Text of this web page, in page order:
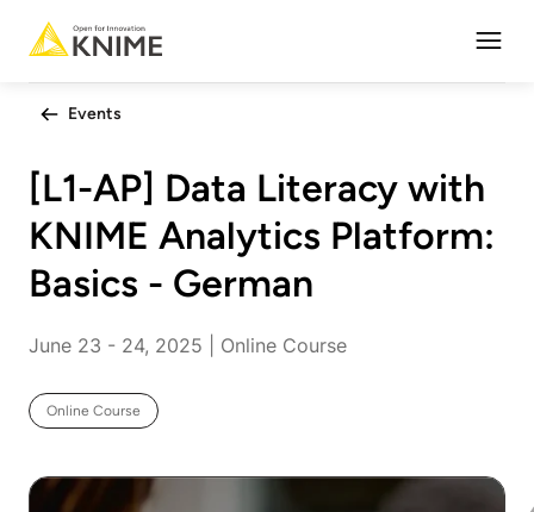
Events
[L1-AP] Data Literacy with
KNIME Analytics Platform:
Basics - German
June 23 - 24, 2025 | Online Course
Online Course